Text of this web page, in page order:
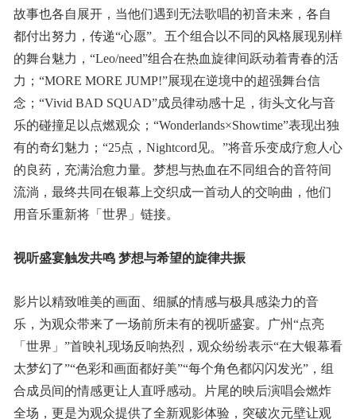
故事也各自展开，当他们遇到无法歌唱的初音未来，各自
都付出努力，传递“心愿”。五个组合以不同的风格展现别样
的舞台魅力，“Leo/need”组合在热血旋律间跃动着青春的活
力；“MORE MORE JUMP!”展现在逆境中的超强舞台信
念；“Vivid BAD SQUAD”成员律动感十足，街头文化与音
乐的碰撞足以点燃观众；“Wonderlands×Showtime”表现出独
有的奇幻魅力；“25点，Nightcord见。”将音乐变成疗愈人心
的良药，充满治愈力量。梦想与热血在不同组合的音符间
流淌，最终共同在银幕上交织成一首动人的交响曲，他们
用音乐重新将「世界」链接。
视听盛宴触发共鸣 梦想与希望的旋律共振
影片以精致唯美的画面、细腻的情感与极具感染力的音
乐，为观众带来了一场前所未有的视听盛宴。广州“点亮
「世界」”首映礼现场反响热烈，观众纷纷表示“在大银幕看
太梦幻了”“色彩和画面都好美”“每个角色都闪闪发光”，组
合成员间的情感更让人直呼感动。片尾的映后演唱会燃炸
全场，更是为观众提供了全新观影体验，突破次元壁让观